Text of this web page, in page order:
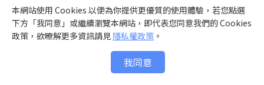
大家都在看
本網站使用 Cookies 以便為你提供更優質的使用體驗，若您點選
下方「我同意」或繼續瀏覽本網站，即代表您同意我們的 Cookies
政策，欲暸解更多資訊請見 隱私權政策 。
我同意